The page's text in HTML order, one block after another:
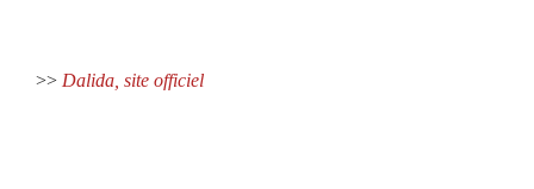
>> Dalida, site officiel